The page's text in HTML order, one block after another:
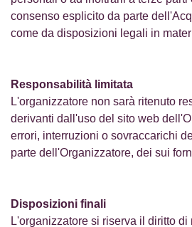
consenso esplicito da parte
come da disposizioni legali in
Responsabilità limitata
L'organizzatore non sarà ritenuto
derivanti dall'uso del sito web
errori, interruzioni o sovraccarichi
parte dell'Organizzatore, dei sui
Disposizioni finali
L'organizzatore si riserva il diritto